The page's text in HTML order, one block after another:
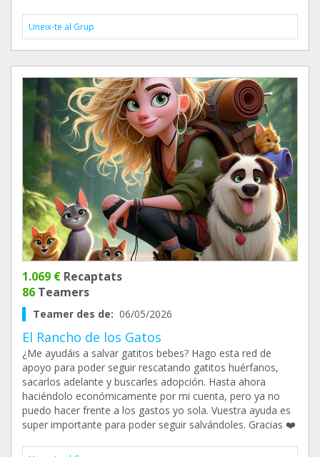
Uneix-te al Grup
1.069 € Recaptats
86 Teamers
Teamer des de: 06/05/2026
El Rancho de los Gatos
¿Me ayudáis a salvar gatitos bebes? Hago esta red de
apoyo para poder seguir rescatando gatitos huérfanos,
sacarlos adelante y buscarles adopción. Hasta ahora
haciéndolo económicamente por mi cuenta, pero ya no
puedo hacer frente a los gastos yo sola. Vuestra ayuda es
super importante para poder seguir salvándoles. Gracias ❤️